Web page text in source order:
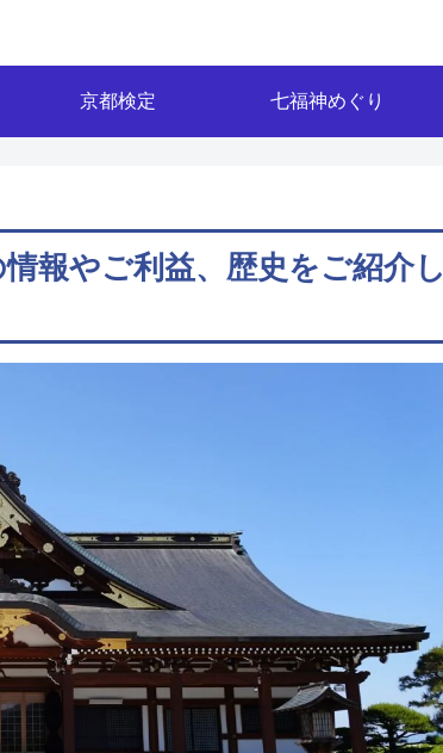
京都検定 七福神めぐり
報やご利益、歴史をご紹介し